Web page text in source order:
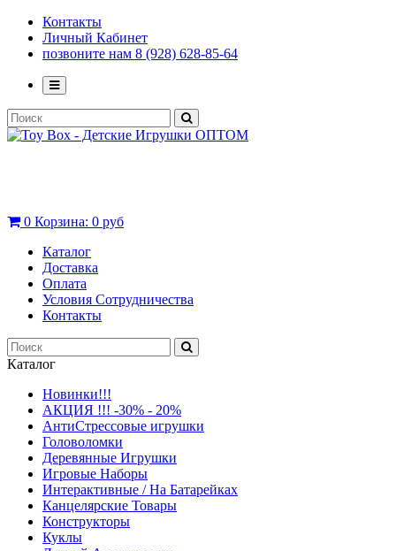
Контакты
Личный Кабинет
позвоните нам 8 (928) 628-85-64
0 Корзина: 0 руб
Каталог
Доставка
Оплата
Условия Сотрудничества
Контакты
Каталог
Новинки!!!
АКЦИЯ !!! -30% - 20%
АнтиСтрессовые игрушки
Головоломки
Деревянные Игрушки
Игровые Наборы
Интерактивные / На Батарейках
Канцелярские Товары
Конструкторы
Куклы